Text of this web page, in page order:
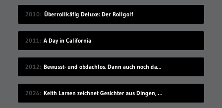
2010 Überrollkäfig Deluxe: Der Rollgolf
2011 A Day in California
2012 Bewusst- und obdachlos. Dann auch noch das…
2024 Keith Larsen zeichnet Gesichter aus Dingen, die wie Gesichter aussehen